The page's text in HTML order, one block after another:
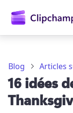
principal
Blog Articles
16 idées